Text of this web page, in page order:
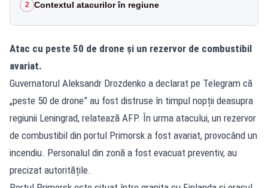
2 Contextul atacurilor în regiune
Atac cu peste 50 de drone și un rezervor de combustibil
avariat.
Guvernatorul Aleksandr Drozdenko a declarat pe Telegram că
„peste 50 de drone” au fost distruse în timpul nopții deasupra
regiunii Leningrad, relatează AFP. În urma atacului, un rezervor
de combustibil din portul Primorsk a fost avariat, provocând un
incendiu. Personalul din zonă a fost evacuat preventiv, au
precizat autoritățile.